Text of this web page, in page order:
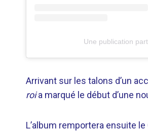
Une publication
Arrivant sur les talons d’un
roia marqué le début d’une
L’album remportera ensuite